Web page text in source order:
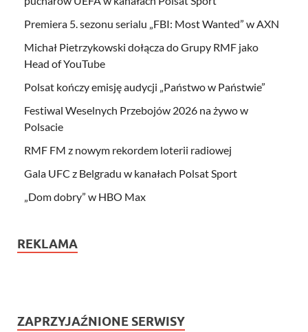
Premiera 5. sezonu serialu „FBI: Most Wanted” w AXN
Michał Pietrzykowski dołącza do Grupy RMF jako
Head of YouTube
Polsat kończy emisję audycji „Państwo w Państwie”
Festiwal Weselnych Przebojów 2026 na żywo w
Polsacie
RMF FM z nowym rekordem loterii radiowej
Gala UFC z Belgradu w kanałach Polsat Sport
„Dom dobry” w HBO Max
REKLAMA
ZAPRZYJAŹNIONE SERWISY